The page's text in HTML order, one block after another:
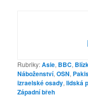
Rubriky:Asie, BBC,
Náboženství,OSN,
izraelské osady,lidská
Západní břeh